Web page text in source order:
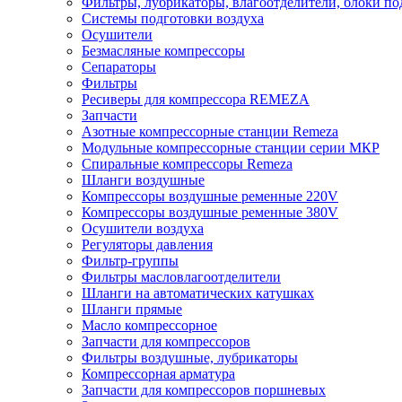
Системы подготовки воздуха
Осушители
Безмасляные компрессоры
Сепараторы
Фильтры
Ресиверы для компрессора REMEZA
Запчасти
Азотные компрессорные станции Remeza
Модульные компрессорные станции серии МКР
Спиральные компрессоры Remeza
Шланги воздушные
Компрессоры воздушные ременные 220V
Компрессоры воздушные ременные 380V
Осушители воздуха
Регуляторы давления
Фильтр-группы
Фильтры масловлагоотделители
Шланги на автоматических катушках
Шланги прямые
Масло компрессорное
Запчасти для компрессоров
Фильтры воздушные, лубрикаторы
Компрессорная арматура
Запчасти для компрессоров поршневых